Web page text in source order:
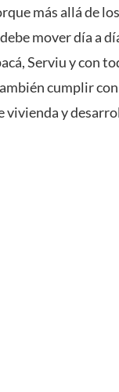
más allá de
mover día a
Serviu y con
cumplir
vivienda y